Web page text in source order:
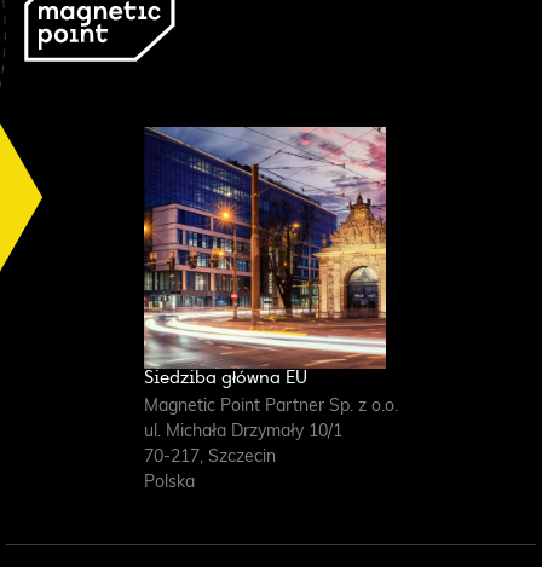
Image
Siedziba główna EU
Magnetic Point Partner Sp. z o.o.
ul. Michała Drzymały 10/1
70-217 Szczecin
Polska